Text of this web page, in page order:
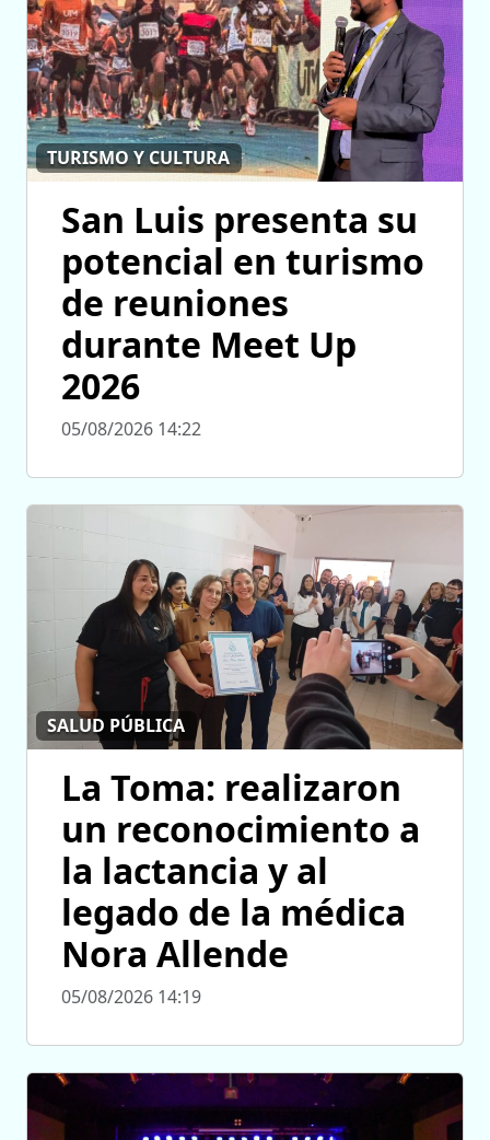
TURISMO Y CULTURA
San Luis presenta su
potencial en turismo
de reuniones
durante Meet Up
2026
05/08/2026 14:22
SALUD PÚBLICA
La Toma: realizaron
un reconocimiento a
la lactancia y al
legado de la médica
Nora Allende
05/08/2026 14:19